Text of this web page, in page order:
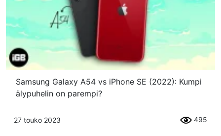
Samsung Galaxy A54 vs iPhone SE (2022): Kumpi
älypuhelin on parempi?
27 touko 2023 495